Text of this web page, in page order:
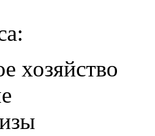
хозяйство